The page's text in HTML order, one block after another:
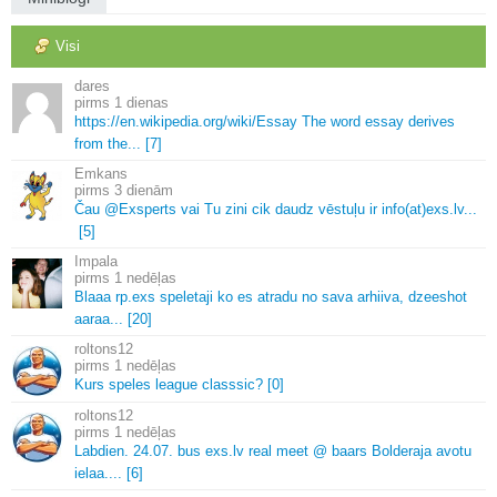
Visi
dares
1 dienas
https://en.wikipedia.org/wiki/Essay The word essay derives
from the... [7]
Emkans
3 dienām
Čau @Exsperts vai Tu zini cik daudz vēstuļu ir info(at)exs. lv...
[5]
Impala
1 nedēļas
Blaaa rp.exs speletaji ko es atradu no sava arhiiva, dzeeshot
aaraa... [20]
roltons12
1 nedēļas
Kurs speles league classsic? [0]
roltons12
1 nedēļas
Labdien. 24.07. bus exs. lv real meet @ baars Bolderaja avotu
ielaa.... [6]